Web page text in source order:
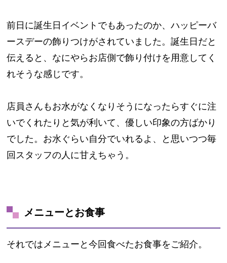
前日に誕生日イベントでもあったのか、ハッピーバ
ースデーの飾りつけがされていました。誕生日だと
伝えると、なにやらお店側で飾り付けを用意してく
れそうな感じです。
店員さんもお水がなくなりそうになったらすぐに注
いでくれたりと気が利いて、優しい印象の方ばかり
でした。お水ぐらい自分でいれるよ、と思いつつ毎
回スタッフの人に甘えちゃう。
メニューとお食事
それではメニューと今回食べたお食事をご紹介。